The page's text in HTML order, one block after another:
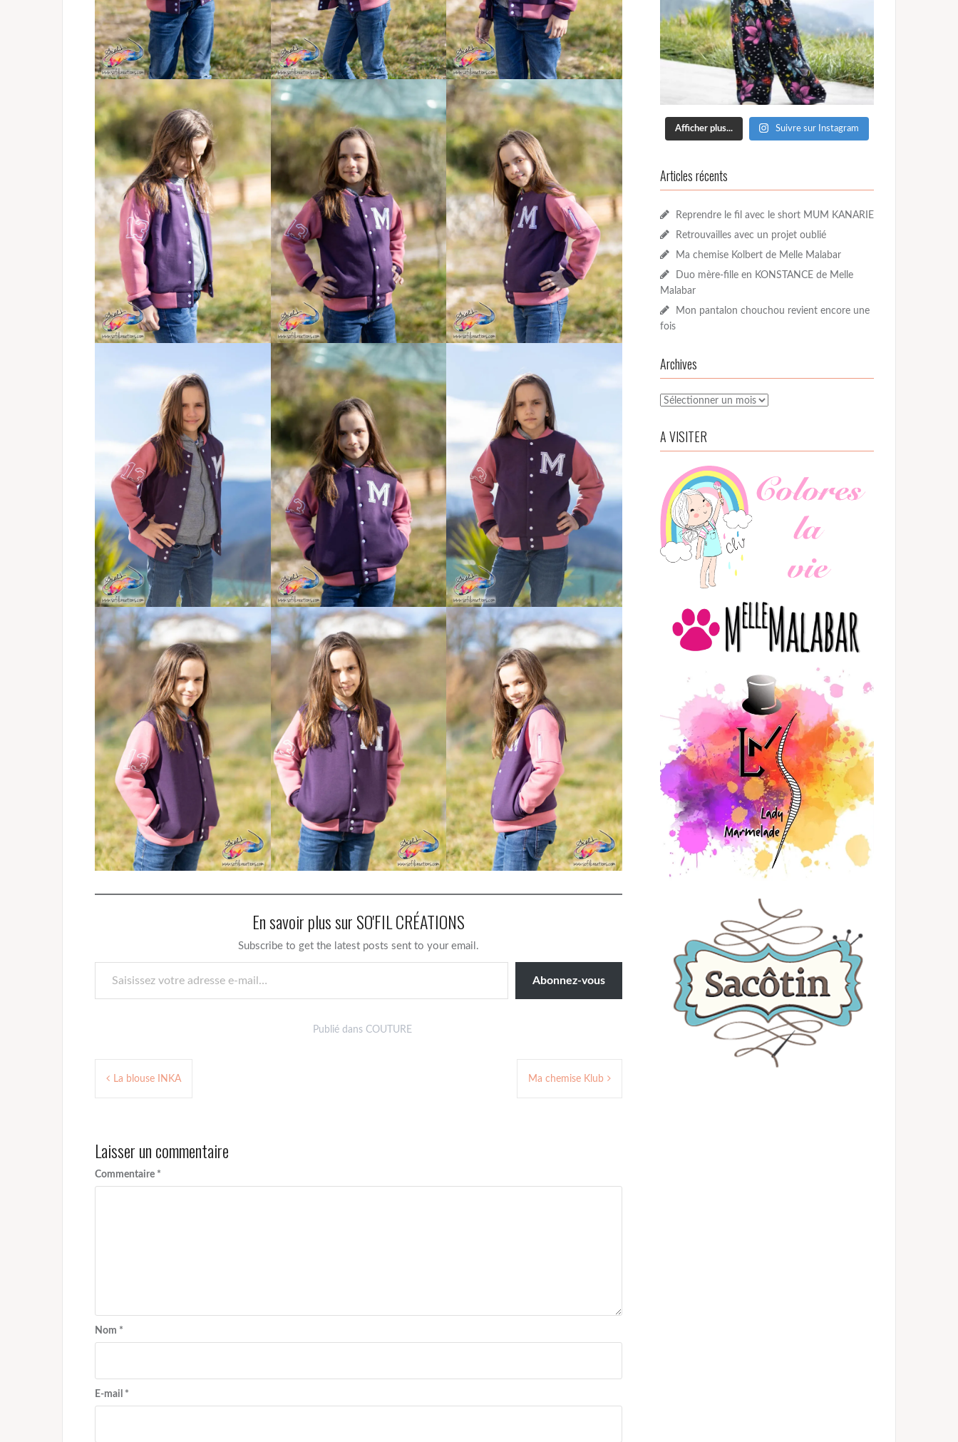
En savoir plus sur SO'FIL CRÉATIONS
Subscribe to get the latest posts sent to your email.
Saisissez votre adresse e-mail…
Abonnez-vous
Publié dans COUTURE
Navigation
La blouse INKA Ma chemise Klub
Laisser un commentaire
Commentaire *
Nom *
E-mail *
Afficher plus... Suivre sur Instagram
Articles récents
Reprendre le fil avec le short MUM KANARIE
Retrouvailles avec un projet oublié
Ma chemise Kolbert de Melle Malabar
Duo mère-fille en KONSTANCE de Melle
Malabar
Mon pantalon chouchou revient encore une
fois
Archives
Archives
A VISITER